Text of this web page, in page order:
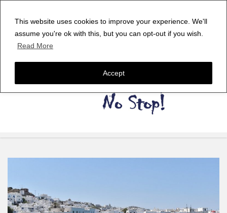
This website uses cookies to improve your experience. We'll
assume you're ok with this, but you can opt-out if you wish.
Read More
Accept